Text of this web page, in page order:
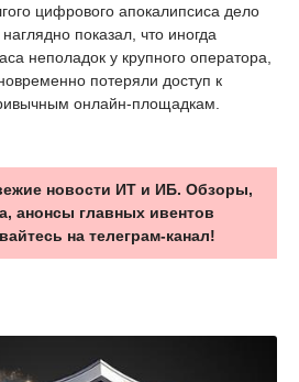
цифрового апокалипсиса дело
показал, что иногда
неполадок у крупного оператора,
потеряли доступ к
онлайн-площадкам.
новости ИТ и ИБ. Обзоры,
анонсы главных ивентов
на телеграм-канал!